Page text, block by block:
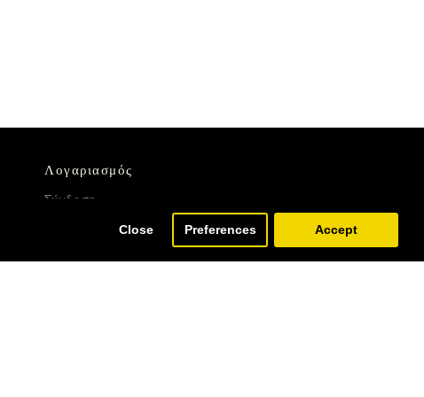
Close Preferences Accept
Λογαριασμός
Σύνδεση